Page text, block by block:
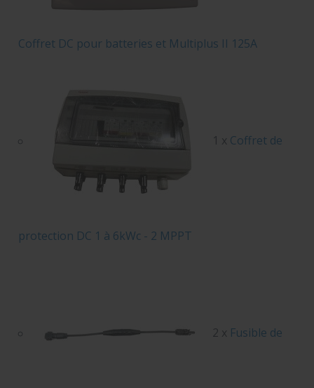
Coffret DC pour batteries et Multiplus II 125A
1 x Coffret de
protection DC 1 à 6kWc - 2 MPPT
2 x Fusible de